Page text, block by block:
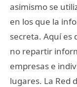
asimismo se
en los que la
secreta. Aquí es
no repartir
empresas e
lugares. La Red